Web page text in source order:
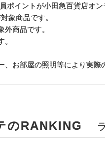
ポイントが小田急百貨店オ
象商品です。
外商品です。
お部屋の照明等により実際
のRANKING